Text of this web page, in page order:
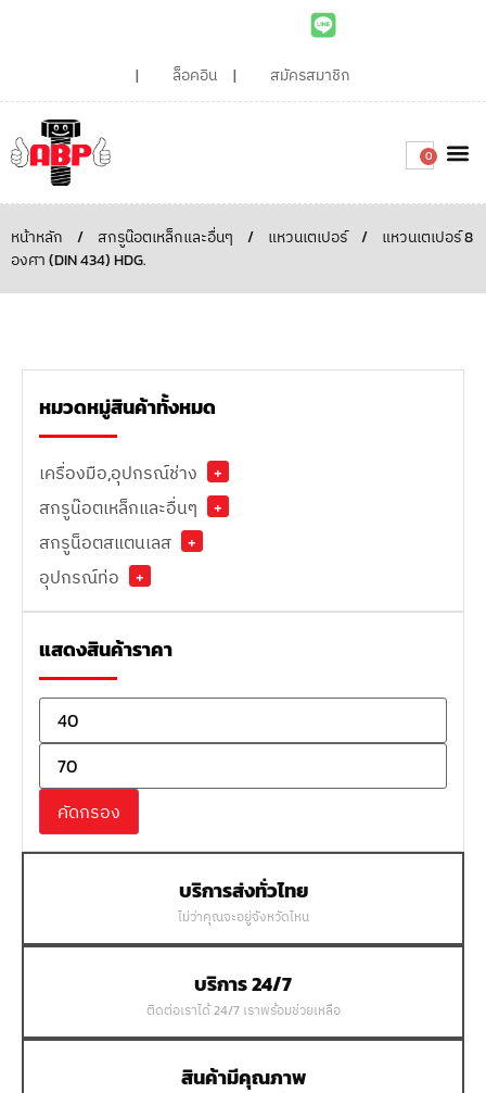
ล็อคอิน สมัครสมาชิก
0
หน้าหลัก / สกรูน๊อตเหล็กและอื่นๆ / แหวนเตเปอร์ /
แหวนเตเปอร์ 8
องศา (DIN 434) HDG.
หมวดหมู่สินค้าทั้งหมด
เครื่องมือ,อุปกรณ์ช่าง
+
สกรูน๊อตเหล็กและอื่นๆ
+
สกรูน็อตสแตนเลส
+
อุปกรณ์ท่อ
+
แสดงสินค้าราคา
คัดกรอง
บริการส่งทั่วไทย
ไม่ว่าคุณจะอยู่จังหวัดไหน
บริการ 24/7
ติดต่อเราได้ 24/7 เราพร้อมช่วยเหลือ
สินค้ามีคุณภาพ